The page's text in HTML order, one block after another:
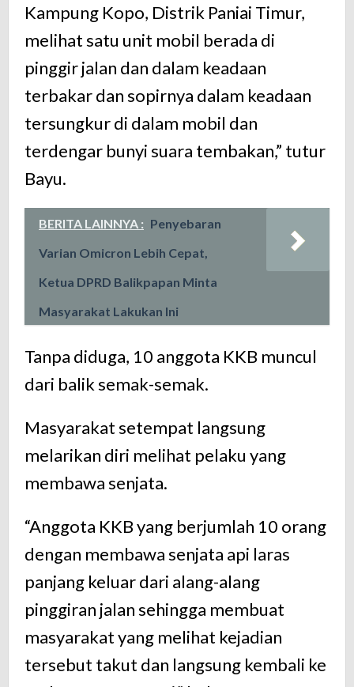
Kampung Kopo, Distrik Paniai Timur,
melihat satu unit mobil berada di
pinggir jalan dan dalam keadaan
terbakar dan sopirnya dalam keadaan
tersungkur di dalam mobil dan
terdengar bunyi suara tembakan,” tutur
Bayu.
BERITA LAINNYA : Penyebaran
Varian Omicron Lebih Cepat,
Ketua DPRD Balikpapan Minta
Masyarakat Lakukan Ini
Tanpa diduga, 10 anggota KKB muncul
dari balik semak-semak.
Masyarakat setempat langsung
melarikan diri melihat pelaku yang
membawa senjata.
“Anggota KKB yang berjumlah 10 orang
dengan membawa senjata api laras
panjang keluar dari alang-alang
pinggiran jalan sehingga membuat
masyarakat yang melihat kejadian
tersebut takut dan langsung kembali ke